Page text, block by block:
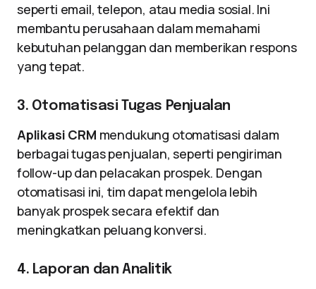
seperti email, telepon, atau media sosial. Ini
membantu perusahaan dalam memahami
kebutuhan pelanggan dan memberikan respons
yang tepat.
3. Otomatisasi Tugas Penjualan
Aplikasi CRM mendukung otomatisasi dalam
berbagai tugas penjualan, seperti pengiriman
follow-up dan pelacakan prospek. Dengan
otomatisasi ini, tim dapat mengelola lebih
banyak prospek secara efektif dan
meningkatkan peluang konversi.
4. Laporan dan Analitik